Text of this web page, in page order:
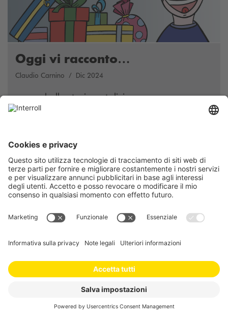
Oggi vi racconto…
Claudio Carnino Dic 2024
…una bella storia natalizia
Quattro chiacchiere con…
Afissatou Kabore